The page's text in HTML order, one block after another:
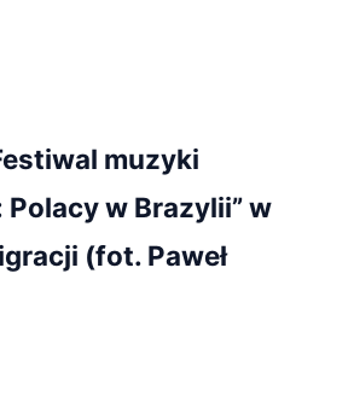
muzyki
w Brazylii” w
(fot. Paweł